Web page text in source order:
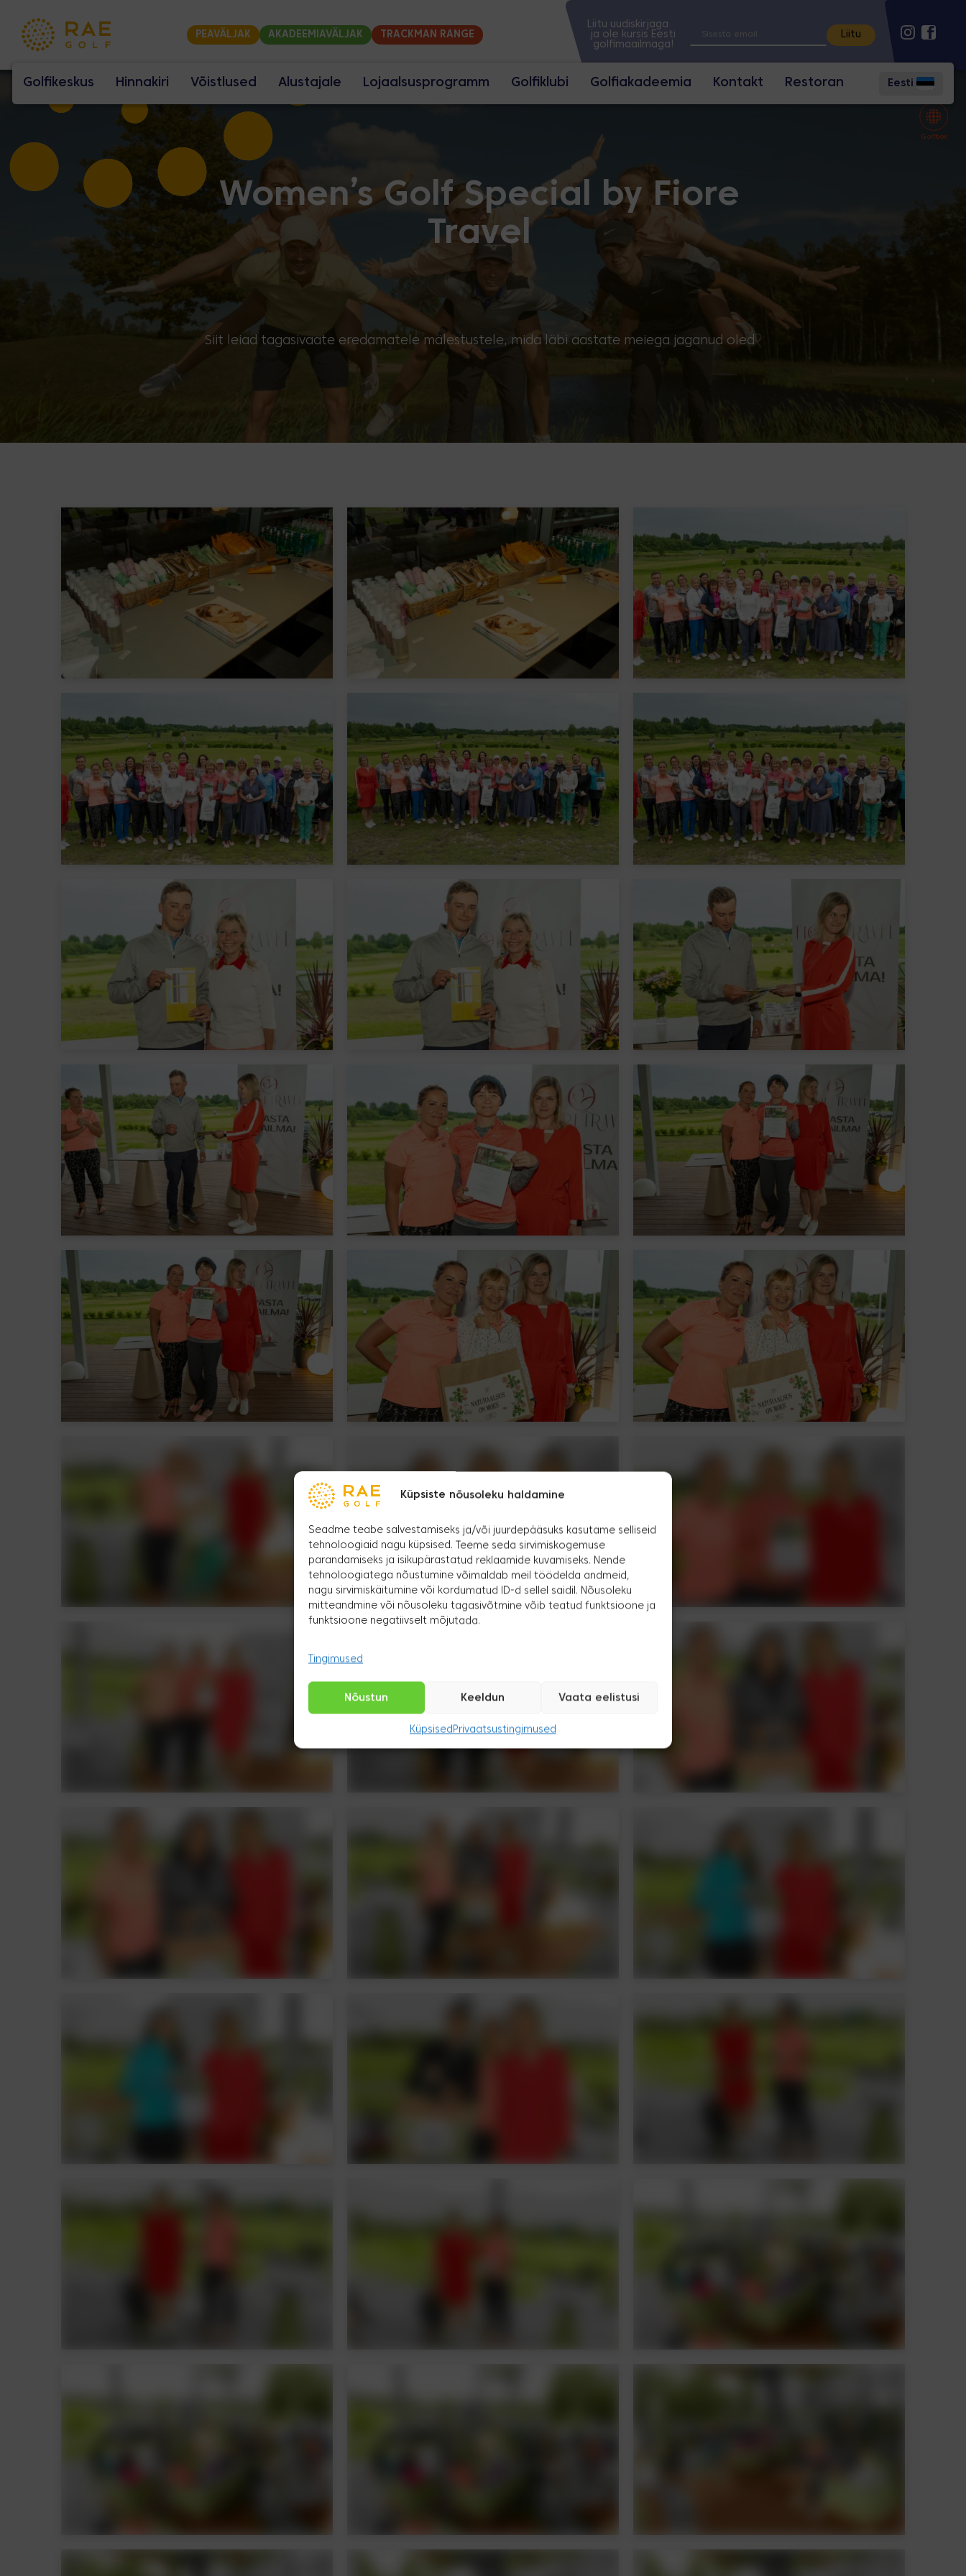
Küpsiste nõusoleku haldamine
Seadme teabe salvestamiseks ja/või juurdepääsuks kasutame selliseid
tehnoloogiaid nagu küpsised. Teeme seda sirvimiskogemuse
parandamiseks ja isikupärastatud reklaamide kuvamiseks. Nende
tehnoloogiatega nõustumine võimaldab meil töödelda andmeid,
nagu sirvimiskäitumine või kordumatud ID-d sellel saidil. Nõusoleku
mitteandmine või nõusoleku tagasivõtmine võib teatud funktsioone ja
funktsioone negatiivselt mõjutada.
Tingimused
Nõustun Keeldun Vaata eelistusi
Küpsised Privaatsustingimused
PEAVÄLJAK AKADEEMIAVÄLJAK TRACKMAN RANGE
Liitu uudiskirjaga
ja ole kursis Eesti
golfimaailmaga!
Golfikeskus Hinnakiri Võistlused Alustajale Lojaalsusprogramm Golfiklubi Golfiakadeemia Kontakt Restoran Eesti
Reklaamvõimalused
Üritused
Whatsapp
Women’s Golf Special by Fiore
Travel
Siit leiad tagasivaate eredamatele mälestustele, mida läbi aastate meiega jaganud oled
Golfbox